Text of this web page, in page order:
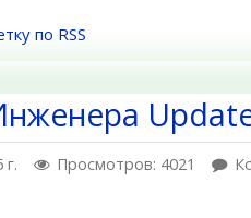
по RSS
г. Просмотров: 4021